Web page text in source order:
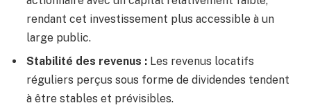
rendant cet investissement plus accessible à un
large public.
Stabilité des revenus : Les revenus locatifs
réguliers perçus sous forme de dividendes tendent
à être stables et prévisibles.